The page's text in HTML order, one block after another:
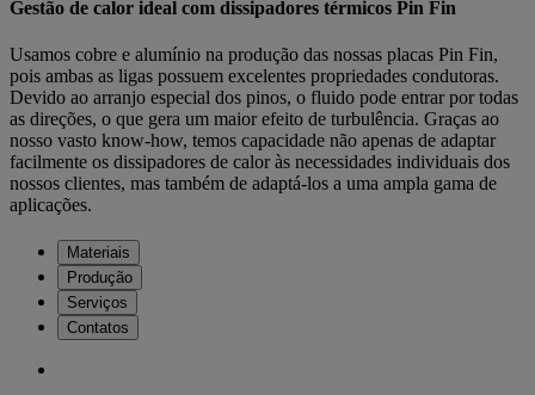
Gestão de calor ideal com dissipadores térmicos Pin Fin
Usamos cobre e alumínio na produção das nossas placas Pin Fin,
pois ambas as ligas possuem excelentes propriedades condutoras.
Devido ao arranjo especial dos pinos, o fluido pode entrar por todas
as direções, o que gera um maior efeito de turbulência. Graças ao
nosso vasto know-how, temos capacidade não apenas de adaptar
facilmente os dissipadores de calor às necessidades individuais dos
nossos clientes, mas também de adaptá-los a uma ampla gama de
aplicações.
Materiais
Produção
Serviços
Contatos